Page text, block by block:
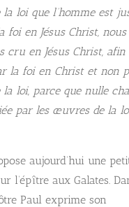
loi que l’homme est
foi en Jésus Christ,
cru en Jésus Christ, afin
la foi en Christ et non
loi, parce que nulle
par les œuvres de la
aujourd’hui une
l’épître aux Galates.
Paul exprime son